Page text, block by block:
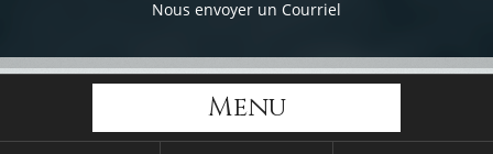
Nous envoyer un Courriel
Menu